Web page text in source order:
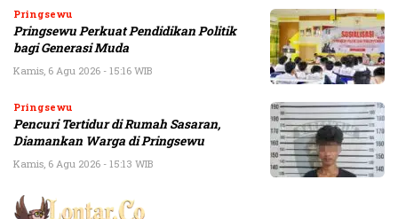
Pringsewu
Pringsewu Perkuat Pendidikan Politik
bagi Generasi Muda
Kamis, 6 Agu 2026 - 15:16 WIB
Pringsewu
Pencuri Tertidur di Rumah Sasaran,
Diamankan Warga di Pringsewu
Kamis, 6 Agu 2026 - 15:13 WIB